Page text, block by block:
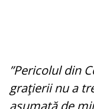
”Pericolul din
graţierii nu a